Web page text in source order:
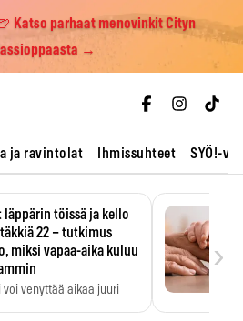
Katso parhaat menovinkit Cityn
→
ja ravintolat Ihmissuhteet SYÖ!-
läppärin töissä ja kello
22 – tutkimus
miksi vapaa-aika kuluu
voi venyttää aikaa juuri
›